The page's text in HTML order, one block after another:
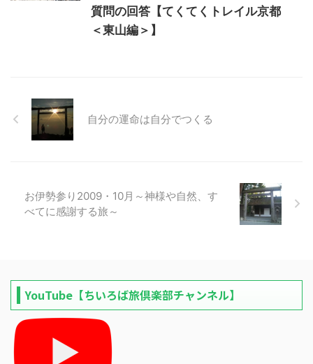
質問の回答【てくてくトレイル京都
＜東山編＞】
自分の運命は自分でつくる
お伊勢参り2009・10月～神様や自然、す
べてに感謝する旅～
YouTube【ちいろば旅倶楽部チャンネル】